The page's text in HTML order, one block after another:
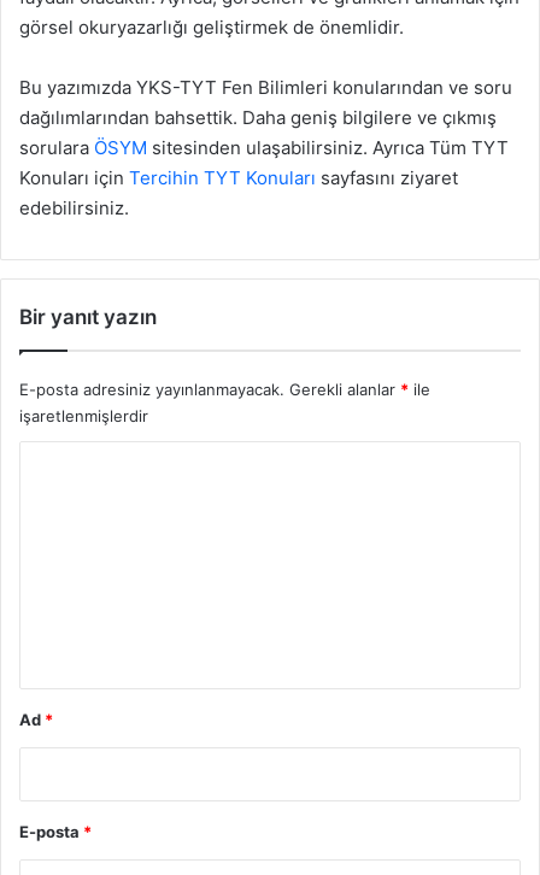
görsel okuryazarlığı geliştirmek de önemlidir.
Bu yazımızda YKS-TYT Fen Bilimleri konularından ve soru
dağılımlarından bahsettik. Daha geniş bilgilere ve çıkmış
sorulara ÖSYM sitesinden ulaşabilirsiniz. Ayrıca Tüm TYT
Konuları için Tercihin TYT Konuları sayfasını ziyaret
edebilirsiniz.
Bir yanıt yazın
E-posta adresiniz yayınlanmayacak. Gerekli alanlar * ile
işaretlenmişlerdir
Ad *
E-posta *